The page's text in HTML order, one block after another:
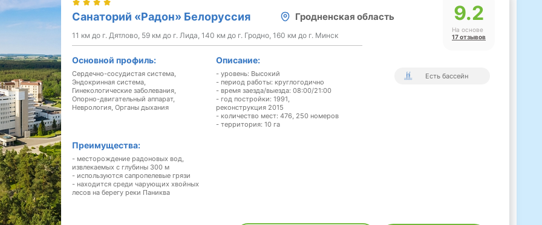
Санаторий «Радон» Белоруссия Гродненская область
11 км до г. Дятлово, 59 км до г. Лида, 140 км до г. Гродно, 160 км до г. Минск
9.2
На основе
17 отзывов
Основной профиль:
Сердечно-сосудистая система,
Эндокринная система,
Гинекологические заболевания,
Опорно-двигательный аппарат,
Неврология, Органы дыхания
Описание:
- уровень: Высокий
- период работы: круглогодично
- время заезда/выезда: 08:00/21:00
- год постройки: 1991,
реконструкция 2015
- количество мест: 476, 250 номеров
- территория: 10 га
Преимущества:
- месторождение радоновых вод,
извлекаемых с глубины 300 м
- используются сапропелевые грязи
- находится среди чарующих хвойных
лесов на берегу реки Паниква
Есть бассейн